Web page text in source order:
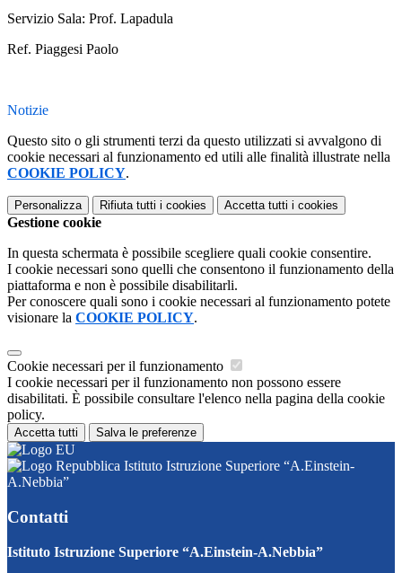
Servizio Sala: Prof. Lapadula
Ref. Piaggesi Paolo
Notizie
Questo sito o gli strumenti terzi da questo utilizzati si avvalgono di
cookie necessari al funzionamento ed utili alle finalità illustrate nella
COOKIE POLICY.
Personalizza Rifiuta tutti i cookies Accetta tutti i cookies
Gestione cookie
In questa schermata è possibile scegliere quali cookie consentire.
I cookie necessari sono quelli che consentono il funzionamento della
piattaforma e non è possibile disabilitarli.
Per conoscere quali sono i cookie necessari al funzionamento potete
visionare la COOKIE POLICY.
Cookie necessari per il funzionamento
I cookie necessari per il funzionamento non possono essere
disabilitati. È possibile consultare l'elenco nella pagina della cookie
policy.
Accetta tutti Salva le preferenze
Istituto Istruzione Superiore “A.Einstein-
A.Nebbia”
Contatti
Istituto Istruzione Superiore “A.Einstein-A.Nebbia”